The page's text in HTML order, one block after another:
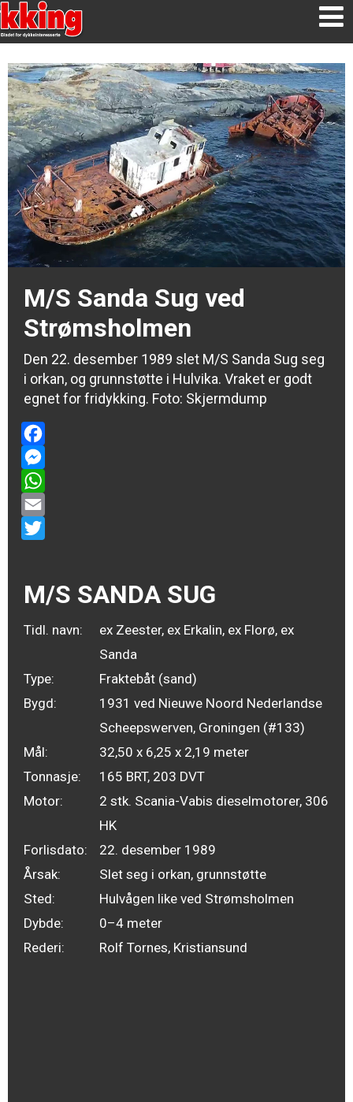
M/S Sanda Sug ved
Strømsholmen
Den 22. desember 1989 slet M/S Sanda Sug seg
i orkan, og grunnstøtte i Hulvika. Vraket er godt
egnet for fridykking. Foto: Skjermdump
Facebook
Messenger
WhatsApp
Email
M/S SANDA SUG
Tidl. navn:
ex Zeester, ex Erkalin, ex Florø, ex
Sanda
Type:
Fraktebåt (sand)
Bygd:
1931 ved Nieuwe Noord Nederlandse
Scheepswerven, Groningen (#133)
Mål:
32,50 x 6,25 x 2,19 meter
Tonnasje:
165 BRT, 203 DVT
Motor:
2 stk. Scania-Vabis dieselmotorer, 306
HK
Forlisdato:
22. desember 1989
Årsak:
Slet seg i orkan, grunnstøtte
Sted:
Hulvågen like ved Strømsholmen
Dybde:
0–4 meter
Rederi:
Rolf Tornes, Kristiansund